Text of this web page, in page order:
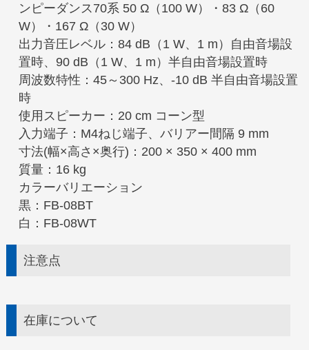
ンピーダンス70系 50 Ω（100 W）・83 Ω（60
W）・167 Ω（30 W）
出力音圧レベル：84 dB（1 W、1 m）自由音場設
置時、90 dB（1 W、1 m）半自由音場設置時
周波数特性：45～300 Hz、-10 dB 半自由音場設置
時
使用スピーカー：20 cm コーン型
入力端子：M4ねじ端子、バリアー間隔 9 mm
寸法(幅×高さ×奥行)：200 × 350 × 400 mm
質量：16 kg
カラーバリエーション
黒：FB-08BT
白：FB-08WT
注意点
在庫について